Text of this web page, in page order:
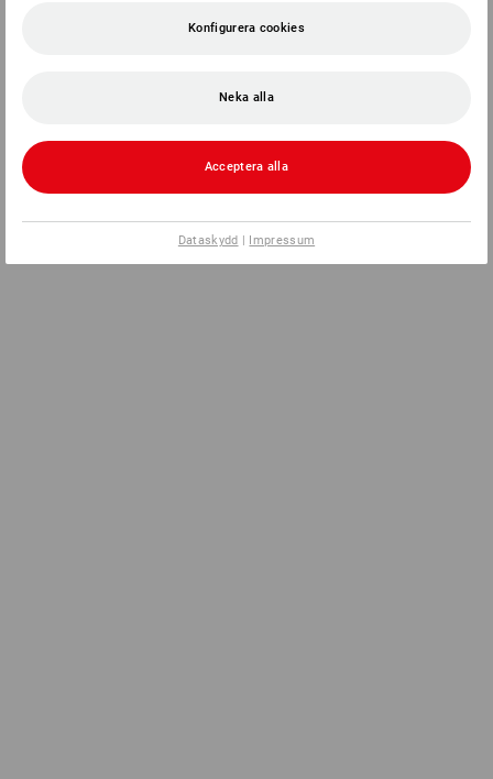
Konfigurera cookies
Neka alla
Acceptera alla
Dataskydd | Impressum